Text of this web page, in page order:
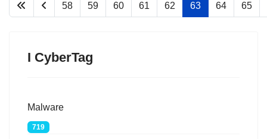
Pagina 63 di 75
58 59 60 61 62 63 64 65
I CyberTag
Malware
719